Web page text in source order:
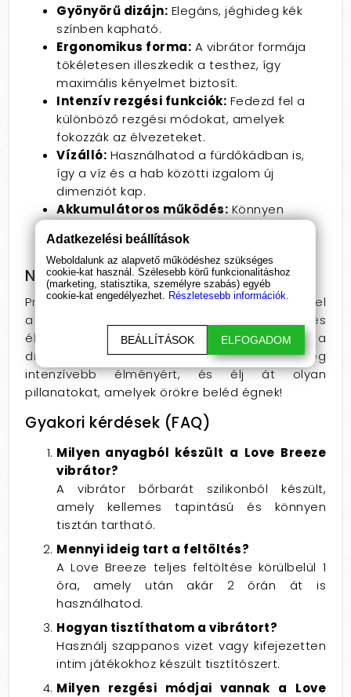
Gyönyörű dizájn: Elegáns, jéghideg kék
színben kapható.
Ergonomikus forma: A vibrátor formája
tökéletesen illeszkedik a testhez, így
maximális kényelmet biztosít.
Intenzív rezgési funkciók: Fedezd fel a
különböző rezgési módokat, amelyek
fokozzák az élvezeteket.
Vízálló: Használhatod a fürdőkádban is,
így a víz és a hab közötti izgalom új
dimenziót kap.
Akkumulátoros működés:Könnyen
kalandra.
Ne hagyd ki!
Próbáld ki a Love Breeze vibrátort, és fedezd fel
a gyönyör új dimenzióit! Ne hagyd ki ezt a mesés
élményt – rendeld meg most, és élvezd a
diszkrét kiszállítást! Párosítsd síkosítóval a még
intenzívebb élményért, és élj át olyan
pillanatokat, amelyek örökre beléd égnek!
Gyakori kérdések (FAQ)
Milyen anyagból készült a Love Breeze
vibrátor?
A vibrátor bőrbarát szilikonból készült,
amely kellemes tapintású és könnyen
tisztán tartható.
Mennyi ideig tart a feltöltés?
A Love Breeze teljes feltöltése körülbelül 1
óra, amely után akár 2 órán át is
használhatod.
Hogyan tisztíthatom a vibrátort?
Használj szappanos vizet vagy kifejezetten
intim játékokhoz készült tisztítószert.
Milyen rezgési módjai vannak a Love
Adatkezelési beállítások
Weboldalunk az alapvető működéshez szükséges
cookie-kat használ. Szélesebb körű funkcionalitáshoz
(marketing, statisztika, személyre szabás) egyéb
cookie-kat engedélyezhet. Részletesebb információk.
BEÁLLÍTÁSOK ELFOGADOM